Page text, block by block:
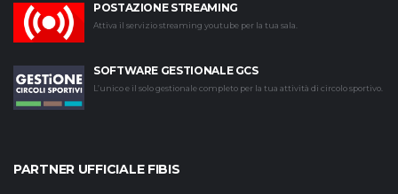
POSTAZIONE STREAMING
Attiva il servizio streaming youtube per la tua sala.
SOFTWARE GESTIONALE GCS
L’unico e il solo gestionale completo per la tua attività di circolo sportivo.
PARTNER UFFICIALE FIBIS